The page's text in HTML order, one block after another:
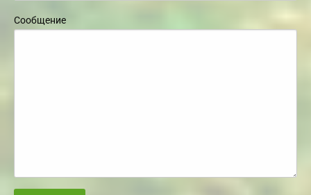
Сообщение